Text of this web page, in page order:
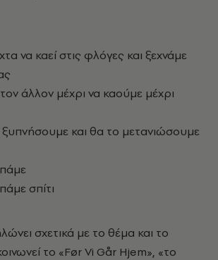
να καεί στις φλόγες και ξεχνάμε
άλλον μέχρι να καούμε μέχρι
και θα το μετανιώσουμε
σπίτι
σχετικά με το θέμα και το
το «Før Vi Går Hjem», «το